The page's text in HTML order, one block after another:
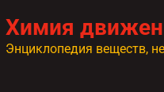
Химия
Энциклопедия веществ,